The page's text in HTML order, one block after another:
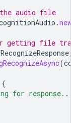
audio file
.
getting file
,
(
{
for response..."